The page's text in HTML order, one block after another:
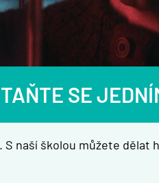
SE
naší školou můžete dělat